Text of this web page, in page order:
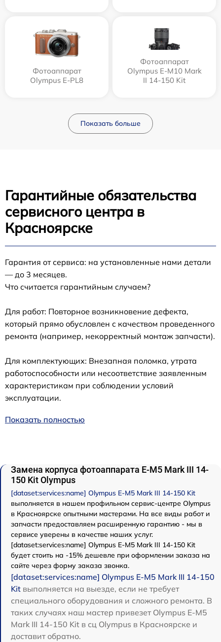
Фотоаппарат
Olympus E-PL8
Фотоаппарат
Olympus E‑M10 Mark
II 14-150 Kit
Показать больше
Гарантийные обязательства
сервисного центра в
Красноярске
Гарантия от сервиса: на установленные нами детали
— до 3 месяцев.
Что считается гарантийным случаем?
Для работ: Повторное возникновение дефекта,
который прямо обусловлен с качеством проведенного
ремонта (например, некорректный монтаж запчасти).
Для комплектующих: Внезапная поломка, утрата
работоспособности или несоответствие заявленным
характеристикам при соблюдении условий
эксплуатации.
Показать полностью
Замена корпуса фотоаппарата E‑M5 Mark III 14-
150 Kit Olympus
[dataset:services:name] Olympus E‑M5 Mark III 14-150 Kit
выполняется в нашем профильном сервис-центре Olympus
в Красноярске опытными мастерами. На все виды работ и
запчасти предоставляем расширенную гарантию - мы в
сервисе уверены в качестве наших услуг.
[dataset:services:name] Olympus E‑M5 Mark III 14-150 Kit
будет стоить на -15% дешевле при оформлении заказа на
сайте через форму заказа звонка.
[dataset:services:name] Olympus E‑M5 Mark III 14-150
Kit выполняется на выезде, если не требует
специального оборудования и сложного ремонта. В
таких случаях наш мастер привезет Olympus E‑M5
Mark III 14-150 Kit в сц Olympus в Красноярске и
доставит обратно.